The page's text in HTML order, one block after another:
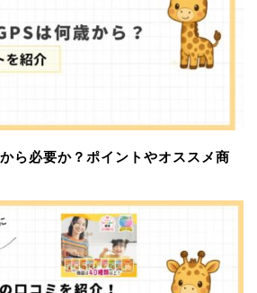
ら必要か？ポイントやオススメ商